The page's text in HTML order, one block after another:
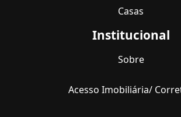
Casas
Institucional
Sobre
Acesso Imobiliária/